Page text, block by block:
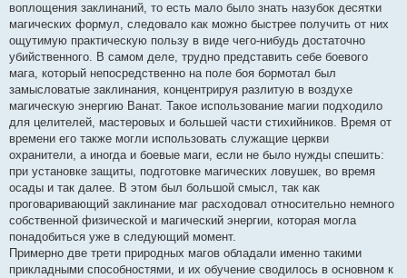
воплощения заклинаний, то есть мало было знать назубок десятки
магических формул, следовало как можно быстрее получить от них
ощутимую практическую пользу в виде чего-нибудь достаточно
убийственного. В самом деле, трудно представить себе боевого
мага, который непосредственно на поле боя бормотал был
замысловатые заклинания, концентрируя разлитую в воздухе
магическую энергию Ванат. Такое использование магии подходило
для целителей, мастеровых и большей части стихийников. Время от
времени его также могли использовать служащие церкви
охранители, а иногда и боевые маги, если не было нужды спешить:
при установке защиты, подготовке магических ловушек, во время
осады и так далее. В этом был большой смысл, так как
проговаривающий заклинание маг расходовал относительно немного
собственной физической и магический энергии, которая могла
понадобиться уже в следующий момент.
Примерно две трети природных магов обладали именно такими
прикладными способностями, и их обучение сводилось в основном к